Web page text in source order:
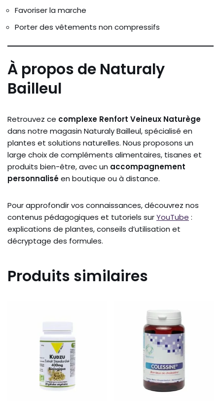
Favoriser la marche
Porter des vêtements non compressifs
À propos de Naturaly
Bailleul
Retrouvez ce complexe Renfort Veineux Naturège
dans notre magasin Naturaly Bailleul, spécialisé en
plantes et solutions naturelles. Nous proposons un
large choix de compléments alimentaires, tisanes et
produits bien-être, avec un accompagnement
personnaliséen boutique ou à distance.
Pour approfondir vos connaissances, découvrez nos
contenus pédagogiques et tutoriels surYouTube :
explications de plantes, conseils d’utilisation et
décryptage des formules.
Produits similaires